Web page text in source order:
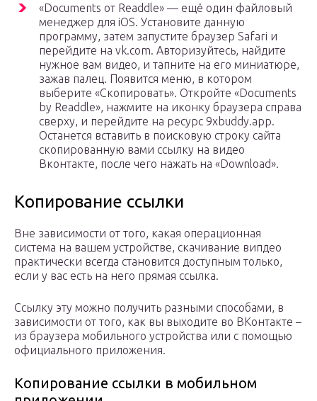
«Documents от Readdle» — ещё один файловый
менеджер для iOS. Установите данную
программу, затем запустите браузер Safari и
перейдите на vk.com. Авторизуйтесь, найдите
нужное вам видео, и тапните на его миниатюре,
зажав палец. Появится меню, в котором
выберите «Скопировать». Откройте «Documents
by Readdle», нажмите на иконку браузера справа
сверху, и перейдите на ресурс 9xbuddy.app.
Останется вставить в поисковую строку сайта
скопированную вами ссылку на видео
Вконтакте, после чего нажать на «Download».
Копирование ссылки
Вне зависимости от того, какая операционная
система на вашем устройстве, скачивание випдео
практически всегда становится доступным только,
если у вас есть на него прямая ссылка.
Ссылку эту можно получить разными способами, в
зависимости от того, как вы выходите во ВКонтакте –
из браузера мобильного устройства или с помощью
официального приложения.
Копирование ссылки в мобильном